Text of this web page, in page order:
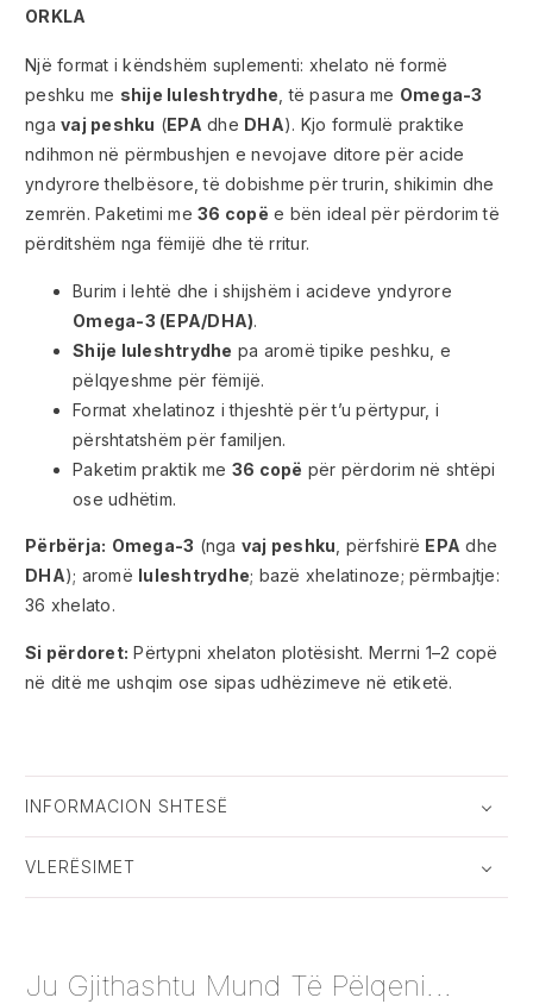
ORKLA
Një format i këndshëm suplementi: xhelato në formë
peshku me shije luleshtrydhe , të pasura me Omega-3
nga vaj peshku (EPA dhe DHA). Kjo formulë praktike
ndihmon në përmbushjen e nevojave ditore për acide
yndyrore thelbësore, të dobishme për trurin, shikimin dhe
zemrën. Paketimi me 36 copë e bën ideal për përdorim të
përditshëm nga fëmijë dhe të rritur.
Burim i lehtë dhe i shijshëm i acideve yndyrore
Omega-3 (EPA/DHA).
Shije luleshtrydhe pa aromë tipike peshku, e
pëlqyeshme për fëmijë.
Format xhelatinoz i thjeshtë për t’u përtypur, i
përshtatshëm për familjen.
Paketim praktik me 36 copë për përdorim në shtëpi
ose udhëtim.
Përbërja: Omega-3 (nga vaj peshku , përfshirë EPA dhe
DHA); aromë luleshtrydhe; bazë xhelatinoze; përmbajtje:
36 xhelato.
Si përdoret: Përtypni xhelaton plotësisht. Merrni 1–2 copë
në ditë me ushqim ose sipas udhëzimeve në etiketë.
INFORMACION SHTESË
VLERËSIMET
Ju Gjithashtu Mund Të Pëlqeni...